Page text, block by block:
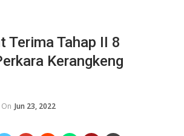
Terima Tahap II 8
Kerangkeng
On Jun 23, 2022